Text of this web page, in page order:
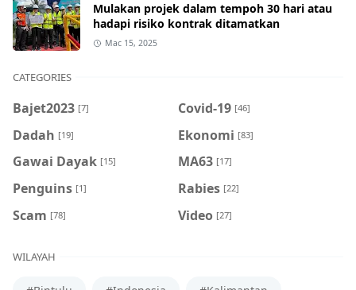
Mulakan projek dalam tempoh 30 hari atau
hadapi risiko kontrak ditamatkan
Mac 15, 2025
CATEGORIES
Bajet2023 [7] Covid-19 [46]
Dadah [19] Ekonomi [83]
Gawai Dayak [15] MA63 [17]
Penguins [1] Rabies [22]
Scam [78] Video [27]
WILAYAH